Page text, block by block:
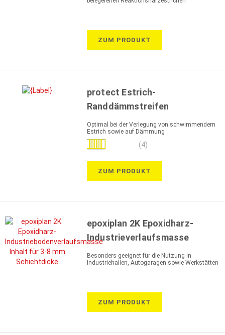
ZUM PRODUKT
protect Estrich-
Randdämmstreifen
Optimal bei der Verlegung von schwimmendem
Estrich sowie auf Dämmung
Bewertung:
(4)
ZUM PRODUKT
epoxiplan 2K Epoxidharz-
Industrieverlaufsmasse
Besonders geeignet für die Nutzung in
Industriehallen, Autogaragen sowie Werkstätten
ZUM PRODUKT